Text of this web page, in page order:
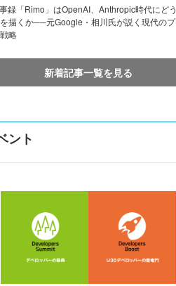
録「Rimo」はOpenAI、Anthropic時代にど
描くか──元Google・相川氏が説く現代の
略
新着記事一覧を見る
ント